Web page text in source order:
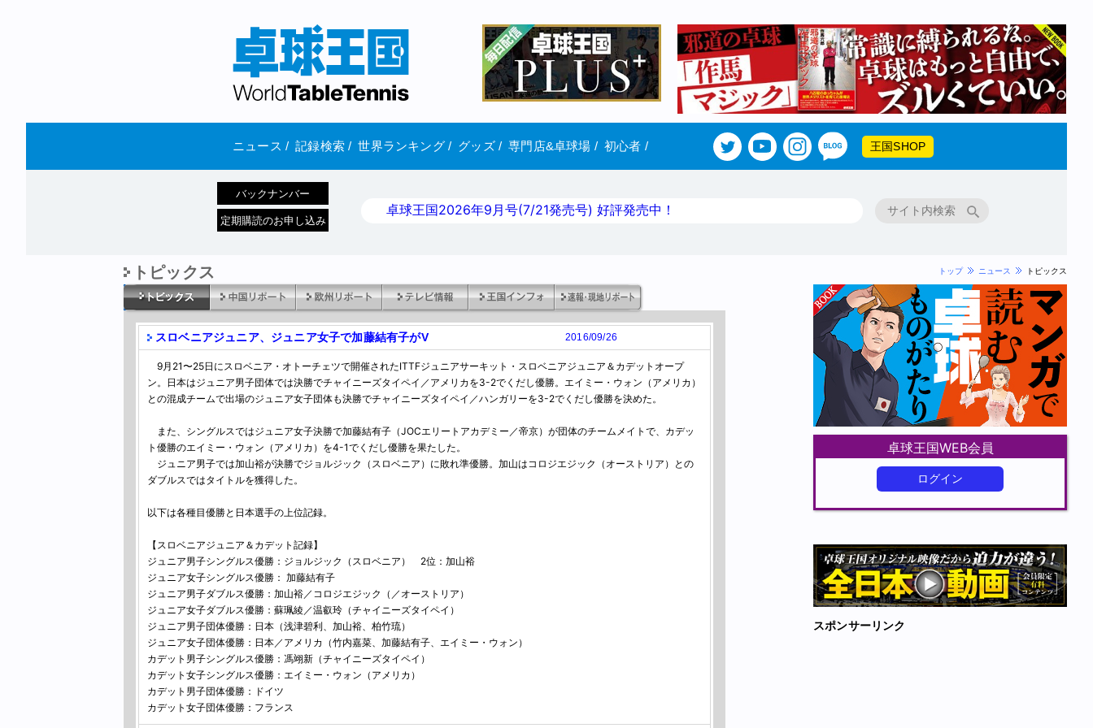
ニュース / 記録検索 / 世界ランキング/ グッズ/ 専門店&卓球場 / 初心者 / 王国SHOP
バックナンバー
定期購読のお申し込み
卓球王国2026年9月号(7/21発売号) 好評発売中！
トピックス トップ ニュース トピックス
スロベニアジュニア、ジュニア女子で加藤結有子がV 2016/09/26
9月21〜25日にスロベニア・オトーチェツで開催されたITTFジュニアサーキット・スロベニアジュニア＆カデットオープ
ン。日本はジュニア男子団体では決勝でチャイニーズタイペイ／アメリカを3-2でくだし優勝。エイミー・ウォン（アメリカ）
との混成チームで出場のジュニア女子団体も決勝でチャイニーズタイペイ／ハンガリーを3-2でくだし優勝を決めた。
また、シングルスではジュニア女子決勝で加藤結有子（JOCエリートアカデミー／帝京）が団体のチームメイトで、カデッ
ト優勝のエイミー・ウォン（アメリカ）を4-1でくだし優勝を果たした。
ジュニア男子では加山裕が決勝でジョルジック（スロベニア）に敗れ準優勝。加山はコロジエジック（オーストリア）との
ダブルスではタイトルを獲得した。
以下は各種目優勝と日本選手の上位記録。
【スロベニアジュニア＆カデット記録】
ジュニア男子シングルス優勝：ジョルジック（スロベニア） 2位：加山裕
ジュニア女子シングルス優勝： 加藤結有子
ジュニア男子ダブルス優勝：加山裕／コロジエジック（／オーストリア）
ジュニア女子ダブルス優勝：蘇珮綾／温叡玲（チャイニーズタイペイ）
ジュニア男子団体優勝：日本（浅津碧利、加山裕、柏竹琉）
ジュニア女子団体優勝：日本／アメリカ（竹内嘉菜、加藤結有子、エイミー・ウォン）
カデット男子シングルス優勝：馮翊新（チャイニーズタイペイ）
カデット女子シングルス優勝：エイミー・ウォン（アメリカ）
カデット男子団体優勝：ドイツ
カデット女子団体優勝：フランス
卓球王国WEB会員
ログイン
スポンサーリンク